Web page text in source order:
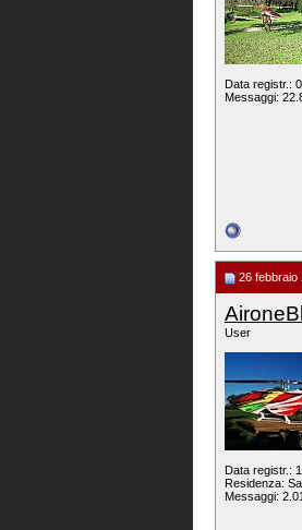
Data registr.:
Messaggi:
26 febbraio
User
Data registr.:
Residenza:
Messaggi: